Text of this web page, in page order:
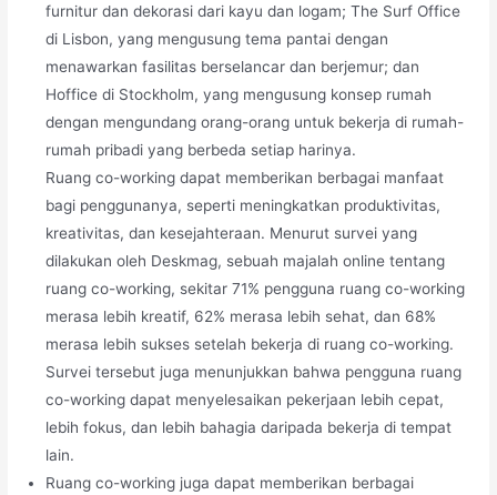
furnitur dan dekorasi dari kayu dan logam; The Surf Office
di Lisbon, yang mengusung tema pantai dengan
menawarkan fasilitas berselancar dan berjemur; dan
Hoffice di Stockholm, yang mengusung konsep rumah
dengan mengundang orang-orang untuk bekerja di rumah-
rumah pribadi yang berbeda setiap harinya.
Ruang co-working dapat memberikan berbagai manfaat
bagi penggunanya, seperti meningkatkan produktivitas,
kreativitas, dan kesejahteraan. Menurut survei yang
dilakukan oleh Deskmag, sebuah majalah online tentang
ruang co-working, sekitar 71% pengguna ruang co-working
merasa lebih kreatif, 62% merasa lebih sehat, dan 68%
merasa lebih sukses setelah bekerja di ruang co-working.
Survei tersebut juga menunjukkan bahwa pengguna ruang
co-working dapat menyelesaikan pekerjaan lebih cepat,
lebih fokus, dan lebih bahagia daripada bekerja di tempat
lain.
Ruang co-working juga dapat memberikan berbagai